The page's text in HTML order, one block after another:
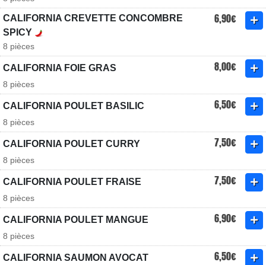
CALIFORNIA CREVETTE CONCOMBRE
SPICY
6,90€
8 pièces
CALIFORNIA FOIE GRAS 8,00€
8 pièces
CALIFORNIA POULET BASILIC 6,50€
8 pièces
CALIFORNIA POULET CURRY 7,50€
8 pièces
CALIFORNIA POULET FRAISE 7,50€
8 pièces
CALIFORNIA POULET MANGUE 6,90€
8 pièces
CALIFORNIA SAUMON AVOCAT 6,50€